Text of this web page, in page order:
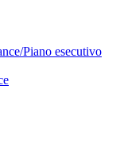
Piano esecutivo